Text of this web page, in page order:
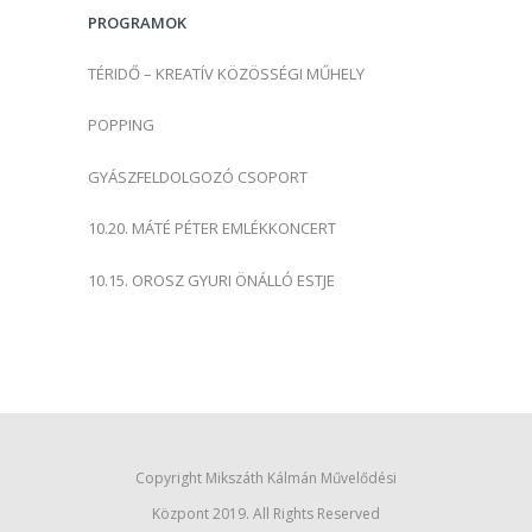
:PROGRAMOK
TÉRIDŐ – KREATÍV KÖZÖSSÉGI MŰHELY
POPPING
GYÁSZFELDOLGOZÓ CSOPORT
10.20. MÁTÉ PÉTER EMLÉKKONCERT
10.15. OROSZ GYURI ÖNÁLLÓ ESTJE
Copyright Mikszáth Kálmán Művelődési
Központ 2019. All Rights Reserved